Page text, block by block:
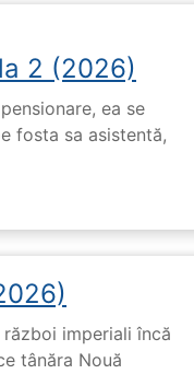
2 (2026)
ea se
fosta sa asistentă,
imperiali încă
tânăra Nouă